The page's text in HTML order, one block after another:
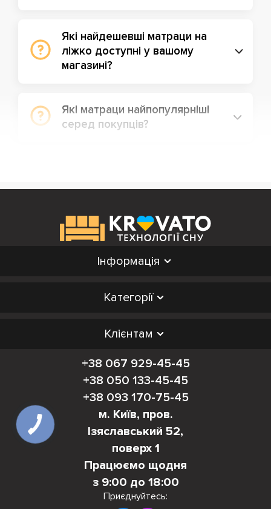
Які найдешевші матраци на
ліжко доступні у вашому
магазині?
Які матраци найпопулярніші
серед покупців?
Інформація
Категорії
Клієнтам
+38 067 929-45-45
+38 050 133-45-45
+38 093 170-75-45
м. Київ, пров.
Ізяславський 52,
поверх 1
Працюємо щодня
з 9:00 до 18:00
Приєднуйтесь: